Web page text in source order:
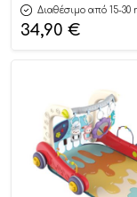
StarsΔιαθέσιμο από 15-30
34,90 €